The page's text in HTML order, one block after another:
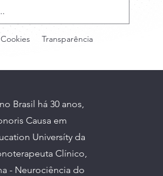
Cookies Transparência
Brasil há 30 anos,
Causa em
Universíty da
Clínico,
- Neurociência do